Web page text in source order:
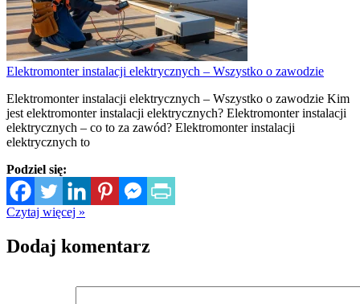
Elektromonter instalacji elektrycznych – Wszystko o zawodzie
Elektromonter instalacji elektrycznych – Wszystko o zawodzie Kim
jest elektromonter instalacji elektrycznych? Elektromonter instalacji
elektrycznych – co to za zawód? Elektromonter instalacji
elektrycznych to
Podziel się:
Czytaj więcej »
Dodaj komentarz